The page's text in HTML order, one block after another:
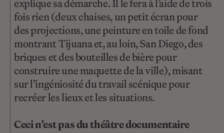
explique sa démarche. Il le fera à l’aide de trois
fois rien (deux chaises, un petit écran pour
des projections, une peinture en toile de fond
montrant Tijuana et, au loin, San Diego, des
briques et des bouteilles de bière pour
construire une maquette de la ville), misant
sur l’ingéniosité du travail scénique pour
recréer les lieux et les situations.
Ceci n’est pas du théâtre documentaire